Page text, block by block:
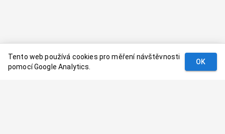
Tento web používá cookies pro měření návštěvnosti
pomocí Google Analytics.
OK